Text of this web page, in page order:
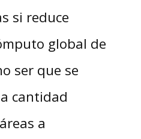
si reduce
global de
ser que se
cantidad
a